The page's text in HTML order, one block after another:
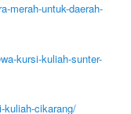
merah-untuk-daerah-
kursi-kuliah-sunter-
kuliah-cikarang/